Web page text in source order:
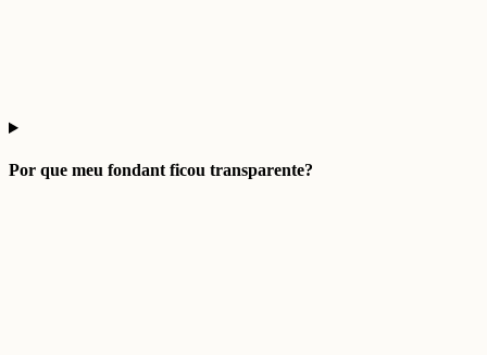
Por que meu fondant ficou transparente?